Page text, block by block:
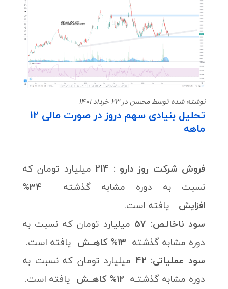
نوشته شده توسط محسن در 23 خرداد 1401
تحلیل بنیادی سهم دروز در صورت مالی 12
ماهه
فروش شرکت روز دارو : 214
میلیارد تومان که
نسبت به دوره مشابه گذشته
34%
افزایش یافته است.
سود ناخالـص: 57 میلیارد تومان که نسبت به
دوره مشابه گذشته 13% کاهــش
یافته است.
سود عملیاتی: 42
میلیارد تومان که نسبت به
دوره مشابه گذشتـه 12% کاهــش
یافته است.